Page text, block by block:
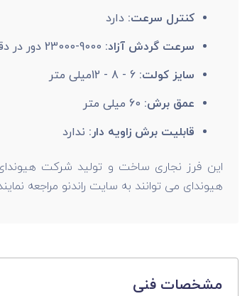
کنترل سرعت: دارد
سرعت گردش آزاد:
سایز کولت: 6 - 8 - 12میلی‌ متر
عمق برش:
قابلیت برش زاویه دار: ندارد
این فرز نجاری ساخت و تولید شرکت
هیوندای می توانند به سایت راندنو مراجعه
مشخصات فنی